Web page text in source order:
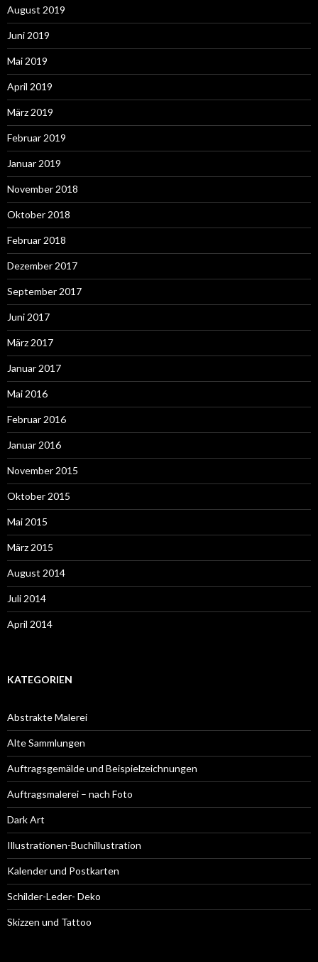
August 2019
Juni 2019
Mai 2019
April 2019
März 2019
Februar 2019
Januar 2019
November 2018
Oktober 2018
Februar 2018
Dezember 2017
September 2017
Juni 2017
März 2017
Januar 2017
Mai 2016
Februar 2016
Januar 2016
November 2015
Oktober 2015
Mai 2015
März 2015
August 2014
Juli 2014
April 2014
KATEGORIEN
Abstrakte Malerei
Alte Sammlungen
Auftragsgemälde und Beispielzeichnungen
Auftragsmalerei – nach Foto
Dark Art
Illustrationen-Buchillustration
Kalender und Postkarten
Schilder-Leder- Deko
Skizzen und Tattoo